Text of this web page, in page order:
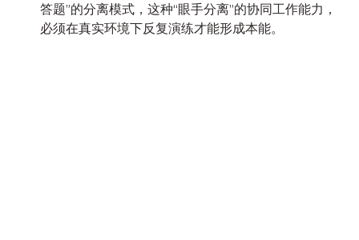
答题”的分离模式，这种“眼手分离”的协同工作能力，
必须在真实环境下反复演练才能形成本能。